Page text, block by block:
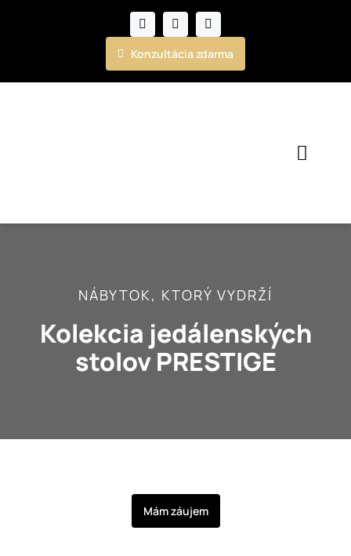
Konzultácia zdarma
Kuchyne
O nás
NÁBYTOK, KTORÝ VYDRŽÍ
Kolekcia jedálenských
stolov PRESTIGE
Mám záujem